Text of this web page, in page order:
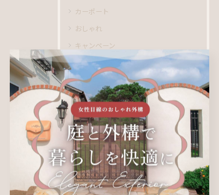
カーポート
おしゃれ
キャンペーン
ビフォーアフター
ブログ
新着情報
施工事例
最近の投稿 Recent Posts